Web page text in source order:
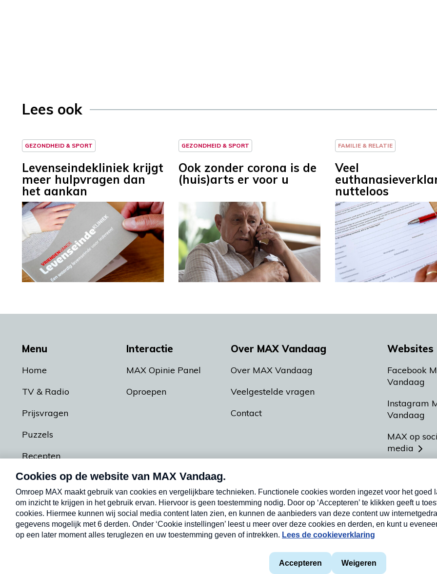
Lees ook
GEZONDHEID & SPORT
Levenseindekliniek krijgt
meer hulpvragen dan
het aankan
GEZONDHEID & SPORT
Ook zonder corona is de
(huis)arts er voor u
FAMILIE & RELATIE
Veel
nutteloos
Menu
Home
TV & Radio
Prijsvragen
Puzzels
Recepten
Podcasts
Interactie
MAX Opinie Panel
Oproepen
Over MAX Vandaag
Over MAX Vandaag
Veelgestelde vragen
Contact
Websites
Facebook
Vandaag
Instagram
Vandaag
MAX op
media
Meldpunt
Heel
Privacyverklaring Cookieverklaring